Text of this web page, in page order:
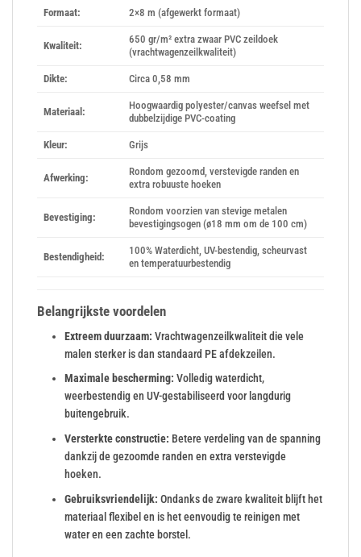
Formaat: 2×8 m (afgewerkt formaat)
Kwaliteit:
650 gr/m² extra zwaar PVC zeildoek
(vrachtwagenzeilkwaliteit)
Dikte: Circa 0,58 mm
Materiaal:
Hoogwaardig polyester/canvas weefsel met
dubbelzijdige PVC-coating
Kleur: Grijs
Afwerking:
Rondom gezoomd, verstevigde randen en
extra robuuste hoeken
Bevestiging:
Rondom voorzien van stevige metalen
bevestigingsogen (ø18 mm om de 100 cm)
Bestendigheid:
100% Waterdicht, UV-bestendig, scheurvast
en temperatuurbestendig
Belangrijkste voordelen
Extreem duurzaam: Vrachtwagenzeilkwaliteit die vele
malen sterker is dan standaard PE afdekzeilen.
Maximale bescherming: Volledig waterdicht,
weerbestendig en UV-gestabiliseerd voor langdurig
buitengebruik.
Versterkte constructie: Betere verdeling van de spanning
dankzij de gezoomde randen en extra verstevigde
hoeken.
Gebruiksvriendelijk: Ondanks de zware kwaliteit blijft het
materiaal flexibel en is het eenvoudig te reinigen met
water en een zachte borstel.